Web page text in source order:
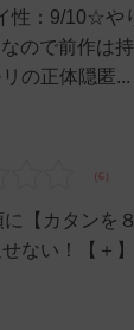
：9/10☆や
ので前作は
の正体隠匿...
ンを８０
ない！【＋